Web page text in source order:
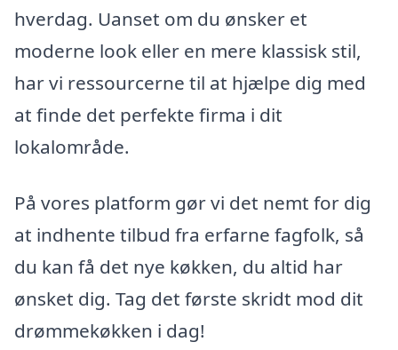
hverdag. Uanset om du ønsker et
moderne look eller en mere klassisk stil,
har vi ressourcerne til at hjælpe dig med
at finde det perfekte firma i dit
lokalområde.
På vores platform gør vi det nemt for dig
at indhente tilbud fra erfarne fagfolk, så
du kan få det nye køkken, du altid har
ønsket dig. Tag det første skridt mod dit
drømmekøkken i dag!